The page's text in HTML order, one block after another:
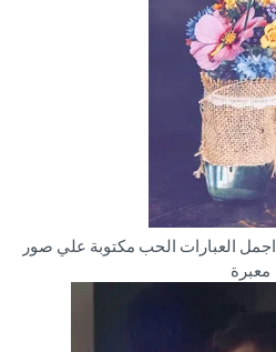
احلى الصور الرومانسيه 2018 اجمل العبارات الحب مكتوبة علي صور
معبرة